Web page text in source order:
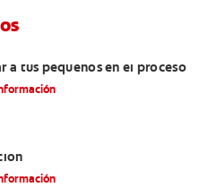
a tus pequeños en el proceso